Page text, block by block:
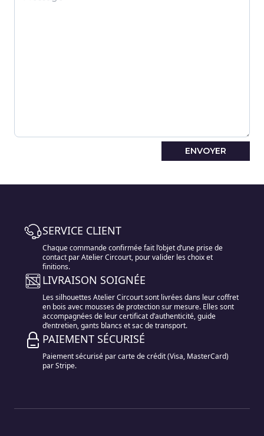
SERVICE CLIENT
Chaque commande confirmée fait l’objet d’une prise de
contact par Atelier Circourt, pour valider les choix et
finitions.
LIVRAISON SOIGNÉE
Les silhouettes Atelier Circourt sont livrées dans leur coffret
en bois avec mousses de protection sur mesure. Elles sont
accompagnées de leur certificat d’authenticité, guide
d’entretien, gants blancs et sac de transport.
PAIEMENT SÉCURISÉ
Paiement sécurisé par carte de crédit (Visa, MasterCard)
par Stripe.